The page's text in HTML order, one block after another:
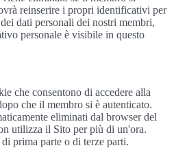
reinserire i propri identificativi per
dati personali dei nostri membri,
personale è visibile in questo
che consentono di accedere alla
che il membro si è autenticato.
eliminati dal browser del
utilizza il Sito per più di un'ora.
prima parte o di terze parti.